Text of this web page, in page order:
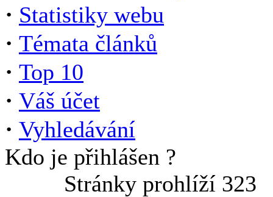
· Statistiky webu
· Témata článků
· Top 10
· Váš účet
· Vyhledávání
Kdo je přihlášen ?
Stránky prohlíží 323